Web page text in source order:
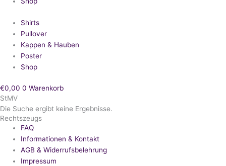
Shirts
Pullover
Kappen & Hauben
Poster
Shop
€0,00 0 Warenkorb
StMV
Die Suche ergibt keine Ergebnisse.
Rechtszeugs
FAQ
Informationen & Kontakt
AGB & Widerrufsbelehrung
Impressum